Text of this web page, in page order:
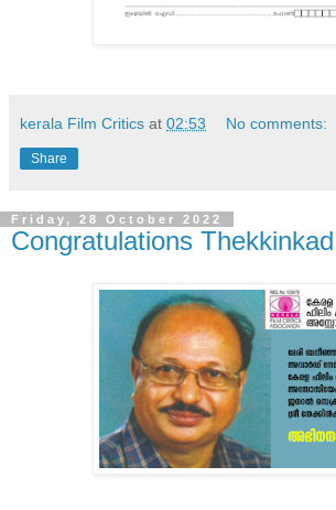
kerala Film Critics at 02:53 No comments:
Share
Friday, 28 October 2022
Congratulations